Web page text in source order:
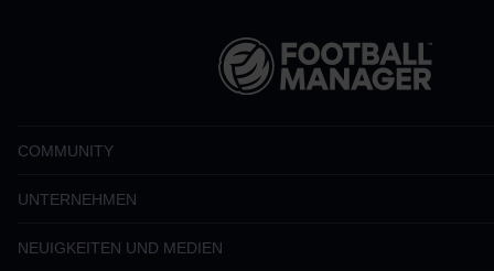
COMMUNITY
UNTERNEHMEN
NEUIGKEITEN UND MEDIEN